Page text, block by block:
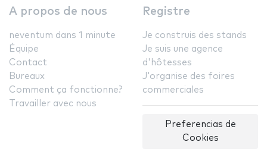
A propos de nous
neventum dans 1 minute
Équipe
Contact
Bureaux
Comment ça fonctionne?
Travailler avec nous
Registre
Je construis des stands
Je suis une agence
d'hôtesses
J'organise des foires
commerciales
Preferencias de
Cookies